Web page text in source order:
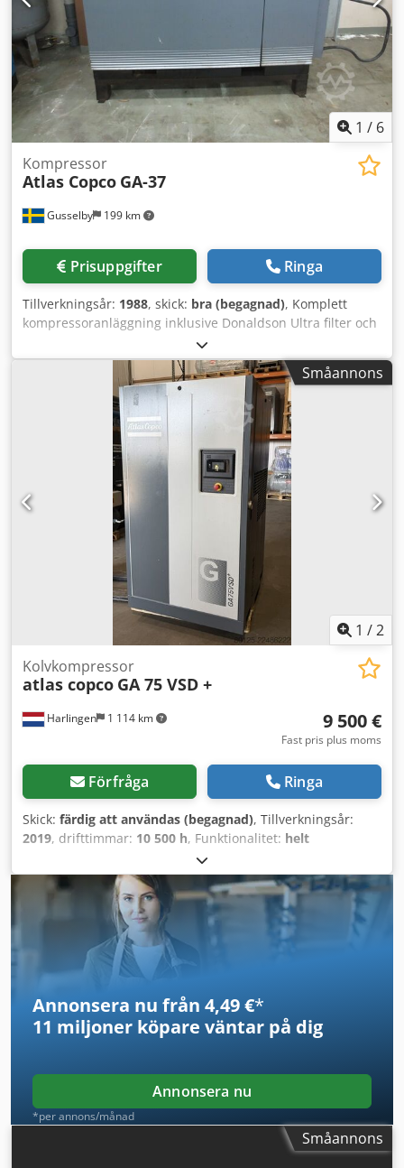
1 / 6
Gusselby 199 km
Kompressor
Atlas Copco GA-37
Prisuppgifter Ringa
Tillverkningsår: 1988, skick: bra (begagnad), Komplett
kompressoranläggning inklusive Donaldson Ultra filter och
en tank Dkodpfx Akshpx U Ae Ejr
Småannons
1 /2
Harlingen 1 114 km
Kolvkompressor
atlas copco GA 75 VSD +
9 500 €
Fast pris plus moms
Förfråga Ringa
Skick: färdig att användas (begagnad), Tillverkningsår:
2019, drifttimmar: 10 500 h, Funktionalitet: helt
, effekt:
volymflöde:476 m³/h, tryck (max.):13 stång, typ av kylning:
, Utrustning:Typplåt tillgänglig, dokumentation /
, välfungerande skruvkompressor, 75 kW,
frekvensstyrd. Dodpszrihrjfx Ak Eekr
Annonsera nu från 4,49 €*
11 miljoner köpare väntar på dig
Annonsera nu
*per annons/månad
Småannons